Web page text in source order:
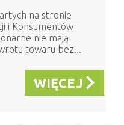
na stronie
i Konsumentów
nie mają
towaru bez...
WIĘCEJ